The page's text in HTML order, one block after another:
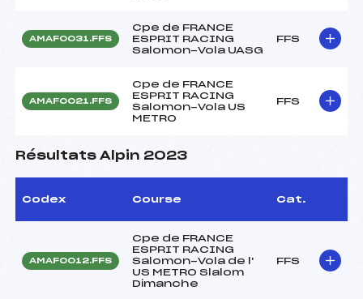
AMAF0031.FFS
Cpe de FRANCE
ESPRIT RACING
Salomon-Vola UASG
FFS
AMAF0021.FFS
Cpe de FRANCE
ESPRIT RACING
Salomon-Vola US
METRO
FFS
Résultats Alpin 2023
Codex Course Cat.
AMAF0012.FFS
Cpe de FRANCE
ESPRIT RACING
Salomon-Vola de l'
US METRO Slalom
Dimanche
FFS